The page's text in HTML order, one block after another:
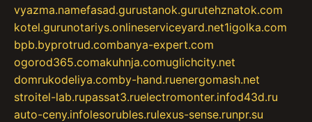
vyazma.namefasad.gurustanok.gurutehznatok.com
kotel.gurunotariys.onlineserviceyard.net1igolka.com
bpb.byprotrud.combanya-expert.com
ogorod365.comakuhnja.comuglichcity.net
domrukodeliya.comby-hand.ruenergomash.net
stroitel-lab.rupassat3.ruelectromonter.infod43d.ru
auto-ceny.infolesorubles.rulexus-sense.runpr.su